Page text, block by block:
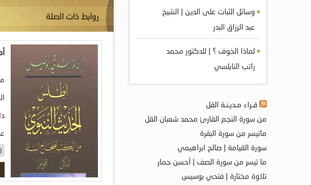
روابط ذات الصلة
وسائل الثبات على الدين | الشيخ
عبد الرزاق البدر
لماذا الخوف ؟ | للدكتور محمد
راتب النابلسي
قـراء مـديـنـة القل
من سورة النجم القارئ محمد شعبان القل
ماتيسر من سورة البقرة
سورة القيامة | صالح ابراهيمي
ما تيسر من سورة الصف | أحسن حمار
تلاوة مختارة | فتحي بوسيس